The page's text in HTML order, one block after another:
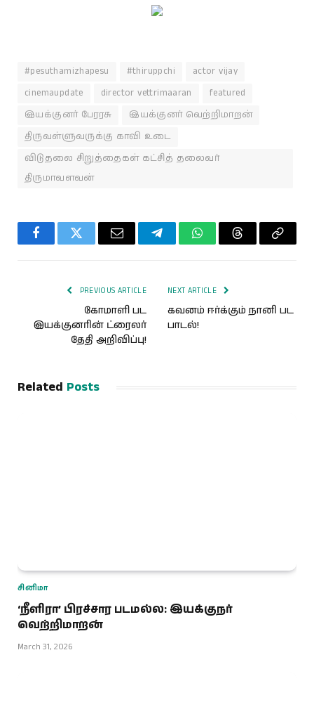
#pesuthamizhapesu #thiruppchi
actor vijay
cinemaupdate
director vettrimaaran
featured
இயக்குனர் பேரரசு
இயக்குனர் வெற்றிமாறன்
திருவள்ளுவருக்கு காவி உடை
விடுதலை சிறுத்தைகள் கட்சித் தலைவர்
திருமாவளவன்
FacebookTwitter Email TelegramWhatsAppThreadsCopy
PREVIOUS ARTICLE
கோமாளி பட
இயக்குனரின் ட்ரைலர்
தேதி அறிவிப்பு!
NEXT ARTICLE
கவனம் ஈர்க்கும் நானி பட
பாடல்!
Related Posts
சினிமா
‘நீளிரா’ பிரச்சார படமல்ல: இயக்குநர்
வெற்றிமாறன்
March 31, 2026